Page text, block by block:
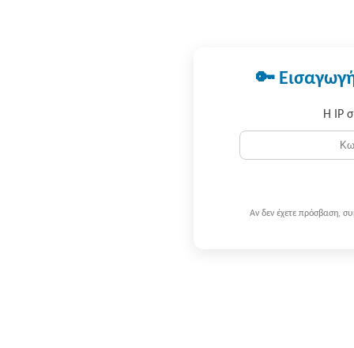
🔑
Η IP
Αν δεν έχετε πρόσβαση,